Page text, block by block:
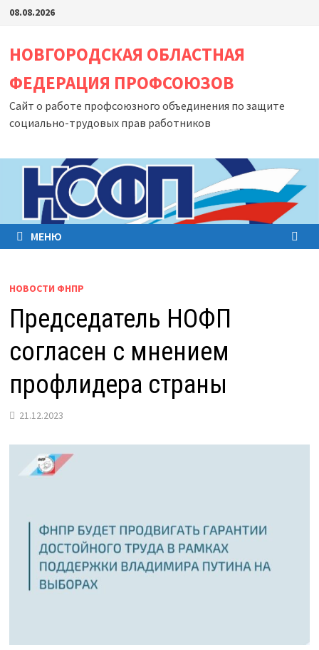
Перейти
содержимому
08.08.2026
НОВГОРОДСКАЯ ОБЛАСТНАЯ
ФЕДЕРАЦИЯ ПРОФСОЮЗОВ
Сайт о работе профсоюзного объединения по защите
социально-трудовых прав работников
МЕНЮ
НОВОСТИ ФНПР
Председатель НОФП
согласен с мнением
профлидера страны
21.12.2023